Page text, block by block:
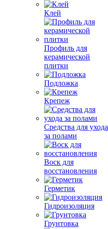
Клей
Профиль для
керамической
плитки
Подложка
Крепеж
Средства для ухода
за полами
Воск для
восстановления
Герметик
Гидроизоляция
Грунтовка